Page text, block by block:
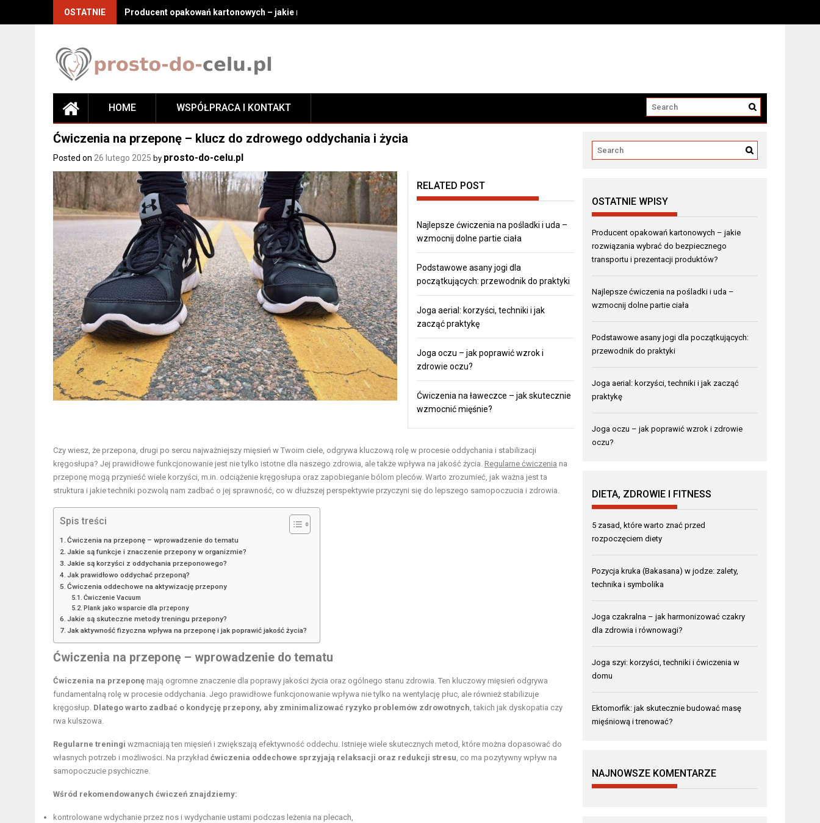
OSTATNIE Producent opakowań kartonowych – jakie rozwiązania wybrać do bezpiecznego transportu i prezentacji produktów?
HOME WSPÓŁPRACA I KONTAKT
Ćwiczenia na przeponę – klucz do zdrowego oddychania i życia
Posted on 26 lutego 2025 by prosto-do-celu.pl
RELATED POST
Najlepsze ćwiczenia na pośladki i uda –
wzmocnij dolne partie ciała
Podstawowe asany jogi dla
początkujących: przewodnik do praktyki
Joga aerial: korzyści, techniki i jak
zacząć praktykę
Joga oczu – jak poprawić wzrok i
zdrowie oczu?
Ćwiczenia na ławeczce – jak skutecznie
wzmocnić mięśnie?
Czy wiesz, że przepona, drugi po sercu najważniejszy mięsień w Twoim ciele, odgrywa kluczową rolę w procesie oddychania i stabilizacji
kręgosłupa? Jej prawidłowe funkcjonowanie jest nie tylko istotne dla naszego zdrowia, ale także wpływa na jakość życia. Regularne ćwiczenia na
przeponę mogą przynieść wiele korzyści, m.in. odciążenie kręgosłupa oraz zapobieganie bólom pleców. Warto zrozumieć, jak ważna jest ta
struktura i jakie techniki pozwolą nam zadbać o jej sprawność, co w dłuższej perspektywie przyczyni się do lepszego samopoczucia i zdrowia.
Spis treści
Ćwiczenia na przeponę – wprowadzenie do tematu
Jakie są funkcje i znaczenie przepony w organizmie?
Jakie są korzyści z oddychania przeponowego?
Jak prawidłowo oddychać przeponą?
Ćwiczenia oddechowe na aktywizację przepony
Ćwiczenie Vacuum
Plank jako wsparcie dla przepony
Jakie są skuteczne metody treningu przepony?
Jak aktywność fizyczna wpływa na przeponę i jak poprawić jakość życia?
Ćwiczenia na przeponę – wprowadzenie do tematu
Ćwiczenia na przeponę mają ogromne znaczenie dla poprawy jakości życia oraz ogólnego stanu zdrowia. Ten kluczowy mięsień odgrywa
fundamentalną rolę w procesie oddychania. Jego prawidłowe funkcjonowanie wpływa nie tylko na wentylację płuc, ale również stabilizuje
kręgosłup. Dlatego warto zadbać o kondycję przepony, aby zminimalizować ryzyko problemów zdrowotnych, takich jak dyskopatia czy
rwa kulszowa.
Regularne treningi wzmacniają ten mięsień i zwiększają efektywność oddechu. Istnieje wiele skutecznych metod, które można dopasować do
własnych potrzeb i możliwości. Na przykład ćwiczenia oddechowe sprzyjają relaksacji oraz redukcji stresu, co ma pozytywny wpływ na
samopoczucie psychiczne.
Wśród rekomendowanych ćwiczeń znajdziemy:
kontrolowane wdychanie przez nos i wydychanie ustami podczas leżenia na plecach,
OSTATNIE WPISY
Producent opakowań kartonowych – jakie
rozwiązania wybrać do bezpiecznego
transportu i prezentacji produktów?
Najlepsze ćwiczenia na pośladki i uda –
wzmocnij dolne partie ciała
Podstawowe asany jogi dla początkujących:
przewodnik do praktyki
Joga aerial: korzyści, techniki i jak zacząć
praktykę
Joga oczu – jak poprawić wzrok i zdrowie
oczu?
DIETA, ZDROWIE I FITNESS
5 zasad, które warto znać przed
rozpoczęciem diety
Pozycja kruka (Bakasana) w jodze: zalety,
technika i symbolika
Joga czakralna – jak harmonizować czakry
dla zdrowia i równowagi?
Joga szyi: korzyści, techniki i ćwiczenia w
domu
Ektomorfik: jak skutecznie budować masę
mięśniową i trenować?
NAJNOWSZE KOMENTARZE